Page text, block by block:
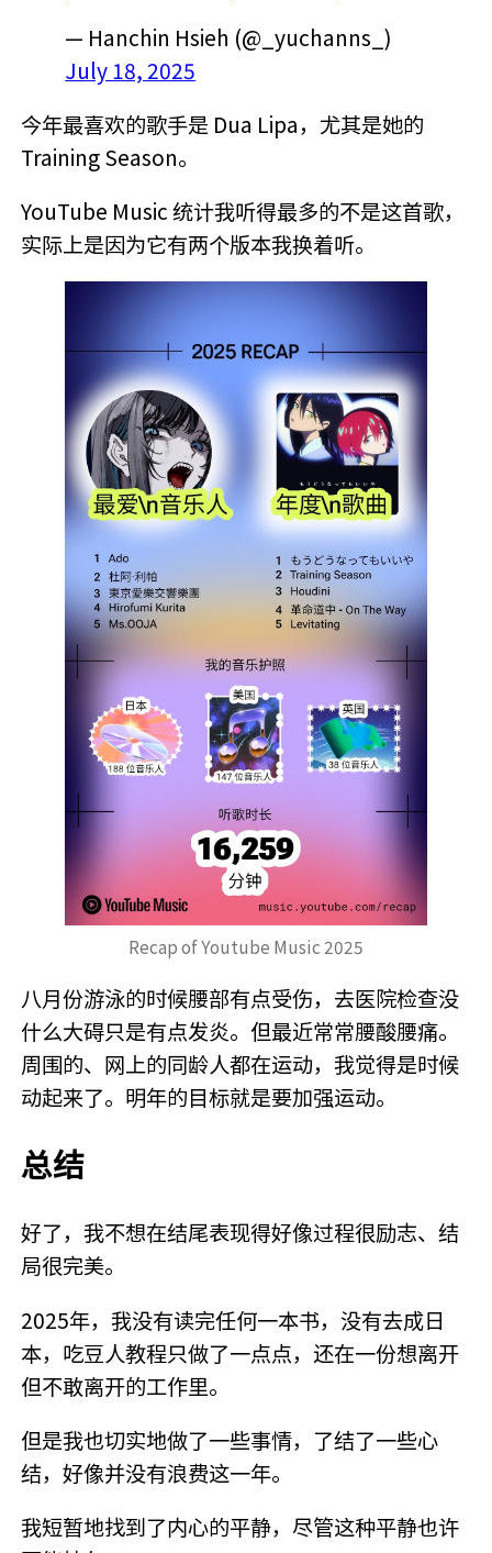
— Hanchin Hsieh (@_yuchanns_)
July 18, 2025
今年最喜欢的歌手是 Dua Lipa，尤其是她的
Training Season。
YouTube Music 统计我听得最多的不是这首歌，
实际上是因为它有两个版本我换着听。
Recap of Youtube Music 2025
八月份游泳的时候腰部有点受伤，去医院检查没
什么大碍只是有点发炎。但最近常常腰酸腰痛。
周围的、网上的同龄人都在运动，我觉得是时候
动起来了。明年的目标就是要加强运动。
总结
好了，我不想在结尾表现得好像过程很励志、结
局很完美。
2025年，我没有读完任何一本书，没有去成日
本，吃豆人教程只做了一点点，还在一份想离开
但不敢离开的工作里。
但是我也切实地做了一些事情，了结了一些心
结，好像并没有浪费这一年。
我短暂地找到了内心的平静，尽管这种平静也许